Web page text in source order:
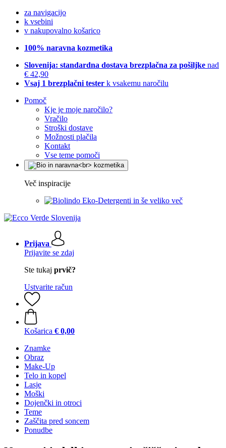
za navigacijo
k vsebini
v nakupovalno košarico
100% naravna kozmetika
Slovenija: standardna dostava brezplačna za pošiljke nad
€ 42,90
Vsaj 1 brezplačni tester k vsakemu naročilu
Pomoč
Kje je moje naročilo?
Vračilo
Stroški dostave
Možnosti plačila
Kontakt
Vse teme pomoči
Več inspiracije
Eko-Detergenti in še veliko več
Prijava
Prijavite se zdaj
Ste tukaj prvič?
Ustvarite račun
Košarica € 0,00
Znamke
Obraz
Make-Up
Telo in kopel
Lasje
Moški
Dojenčki in otroci
Teme
Zaščita pred soncem
Ponudbe